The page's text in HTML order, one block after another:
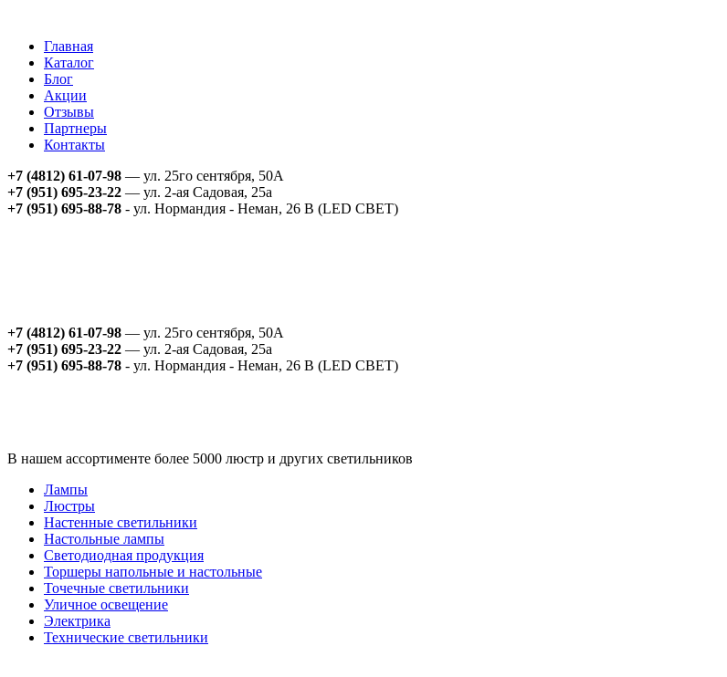
Главная
Каталог
Блог
Акции
Отзывы
Партнеры
Контакты
+7 (4812) 61-07-98 — ул. 25го сентября, 50А
+7 (951) 695-23-22 — ул. 2-ая Садовая, 25а
+7 (951) 695-88-78 - ул. Нормандия - Неман, 26 В (LED СВЕТ)
+7 (4812) 61-07-98 — ул. 25го сентября, 50А
+7 (951) 695-23-22 — ул. 2-ая Садовая, 25а
+7 (951) 695-88-78 - ул. Нормандия - Неман, 26 В (LED СВЕТ)
В нашем ассортименте более 5000 люстр и других светильников
Лампы
Люстры
Настенные светильники
Настольные лампы
Светодиодная продукция
Торшеры напольные и настольные
Точечные светильники
Уличное освещение
Электрика
Технические светильники